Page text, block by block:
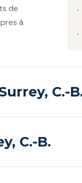
de
à
C.-
C.-B.